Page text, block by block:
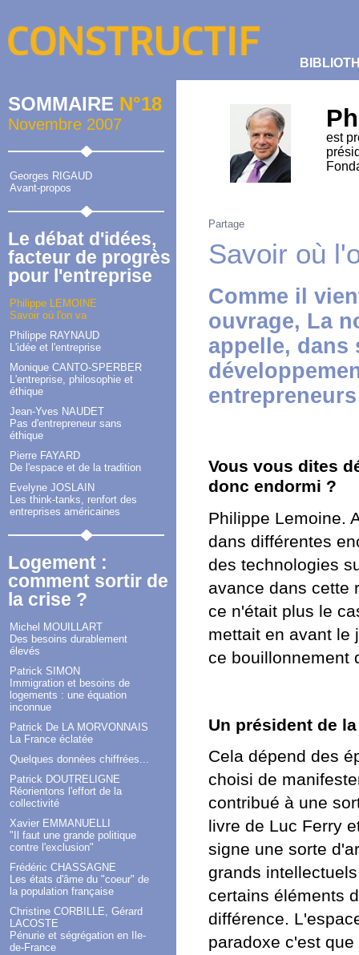
SOMMAIRE N°18
Novembre 2007
Georges RIGAUD
Avant-propos
Le débat d'idées,
facteur de progrès
pour l'entreprise
Philippe LEMOINE
Savoir où l'on va
Philippe RAYNAUD
L'idée et l'entreprise
Monique CANTO-SPERBER
L'entreprise, philosophie et
éthique
Jean-Yves NAUDET
Pas d'entrepreneur sans
éthique
Pierre FAYARD
De l'espace et de la tradition
Evelyne JOSLAIN
Les think-tanks, renfort des
entreprises américaines
Logement :
comment sortir de
la crise ?
Michel MOUILLART
Des besoins durablement
élevés
Patrick SIMON
Immigration et besoins de
logements : une équation
inconnue
Patrick De LA MORVONNAIS
La France éclatée
Quelques données chiffrées...
Patrick DOUTRELIGNE
Réorientons l'effort de la
collectivité
Xavier EMMANUELLI
"Il faut une grande politique
contre l'exclusion"
Frédéric CHASSAGNE
Les états d'âme du "coeur" de
la population française
Christine CORBILLE, Gérard
LACOSTE
Pénurie et ségrégation en Ile-
de-France
est
Partage
Savoir où
Comme il
ouvrage, La
appelle,
Vous vous dites
donc endormi ?
Philippe Lemoine.
dans différentes
des technologies
avance dans cette
ce n'était plus le
mettait en avant le
ce bouillonnement
Un président de
Cela dépend des
choisi de
contribué à une
livre de Luc Ferry
signe une sorte
grands
certains éléments
différence.
paradoxe c'est